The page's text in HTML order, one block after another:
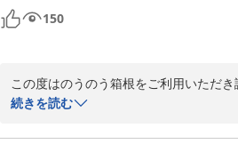
機会があればまたぜひ利用させていただ
をありがとうございました。
150
この度はのうのう箱根をご利用いただ
す。またご丁寧に貴重なご滞在のご感想
とお言葉が頂け安心いたしました。ま
続きを読む